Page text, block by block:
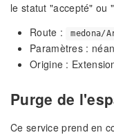
le statut "accepté" ou
Route :
medona/
Paramètres :
Origine :
Purge de
Ce service prend en